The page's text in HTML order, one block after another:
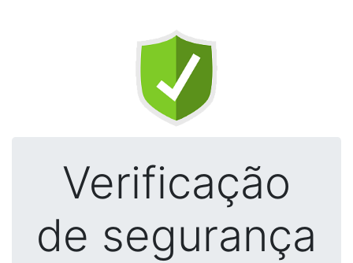
Verificação
de segurança